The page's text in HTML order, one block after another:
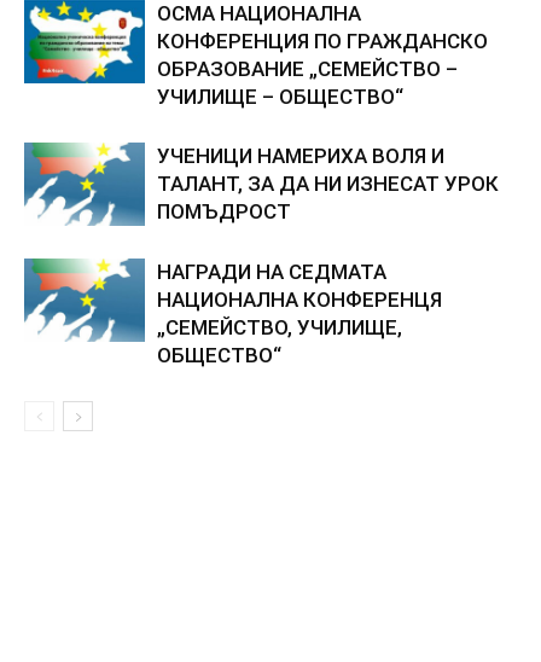
ОСМА НАЦИОНАЛНА
КОНФЕРЕНЦИЯ ПО ГРАЖДАНСКО
ОБРАЗОВАНИЕ „СЕМЕЙСТВО –
УЧИЛИЩЕ – ОБЩЕСТВО“
УЧЕНИЦИ НАМЕРИХА ВОЛЯ И
ТАЛАНТ, ЗА ДА НИ ИЗНЕСАТ УРОК
ПОМЪДРОСТ
НАГРАДИ НА СЕДМАТА
НАЦИОНАЛНА КОНФЕРЕНЦЯ
„СЕМЕЙСТВО, УЧИЛИЩЕ,
ОБЩЕСТВО“